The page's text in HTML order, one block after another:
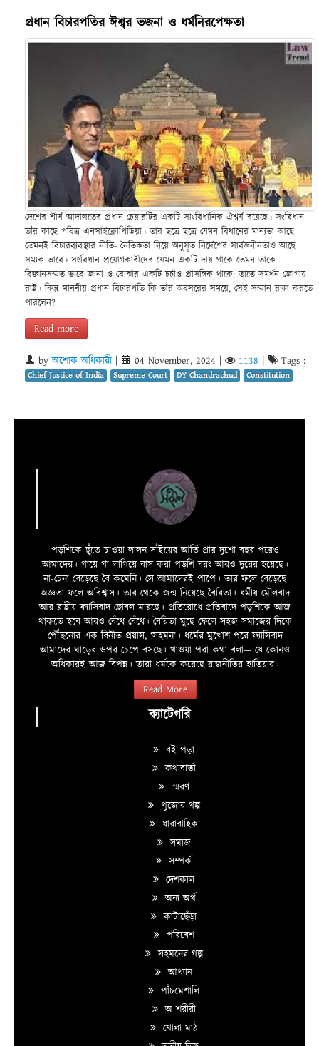
প্রধান বিচারপতির ঈশ্বর ভজনা ও ধর্মনিরপেক্ষতা
দেশের শীর্ষ আদালতের প্রধান চেয়ারটির একটি সাংবিধানিক ঐশ্বর্য রয়েছে। সংবিধান
তাঁর কাছে পবিত্র এনসাইক্লোপিডিয়া। তার ছত্রে ছত্রে যেমন বিধানের মান্যতা আছে
তেমনই বিচারব্যবস্থার নীতি- নৈতিকতা নিয়ে অনুসৃত নির্দেশের সার্বজনীনতাও আছে
সম্যক ভাবে। সংবিধান প্রয়োগকারীদের যেমন একটি দায় থাকে তেমন তাকে
বিজ্ঞানসম্মত ভাবে জানা ও বোঝার একটি চর্চাও প্রাসঙ্গিক থাকে; তাতে সমর্থন জোগায়
রাষ্ট্র। কিন্তু মাননীয় প্রধান বিচারপতি কি তাঁর অবসরের সময়ে, সেই সম্মান রক্ষা করতে
পারলেন?
Read more
byঅশোক অধিকারী 04 November, 2024 1138 Tags :
Chief Justice of India Supreme Court DY Chandrachud Constitution
পড়শিকে ছুঁতে চাওয়া লালন সাঁইয়ের আর্তি প্রায় দুশো বছর পরেও
আমাদের। গায়ে গা লাগিয়ে বাস করা পড়শি বরং আরও দুরের হয়েছে।
না-চেনা বেড়েছে বৈ কমেনি। সে আমাদেরই পাপে। তার ফলে বেড়েছে
অজ্ঞতা ফলে অবিশ্বাস। তার থেকে জন্ম নিয়েছে বৈরিতা। ধর্মীয় মৌলবাদ
আর রাষ্ট্রীয় ফ্যাসিবাদ ছোবল মারছে। প্রতিরোধে প্রতিবাদে পড়শিকে আজ
থাকতে হবে আরও বেঁধে বেঁধে। বৈরিতা মুছে ফেলে সহজ সমাজের দিকে
পৌঁছনোর এক বিনীত প্রয়াস, ‘সহমন’। ধর্মের মুখোশ পরে ফ্যাসিবাদ
আমাদের ঘাড়ের ওপর চেপে বসছে। খাওয়া পরা কথা বলা—­­ যে কোনও
অধিকারই আজ বিপন্ন। তারা ধর্মকে করেছে রাজনীতির হাতিয়ার।
Read More
ক্যাটেগরি
বই পড়া
কথাবার্তা
স্মরণ
পুজোর গল্প
ধারাবাহিক
সমাজ
সম্পর্ক
দেশকাল
অন্য অর্থ
কাটাছেঁড়া
পরিবেশ
সহমনের গল্প
আখ্যান
পাঁচমেশালি
অ-শরীরী
খোলা মাঠ